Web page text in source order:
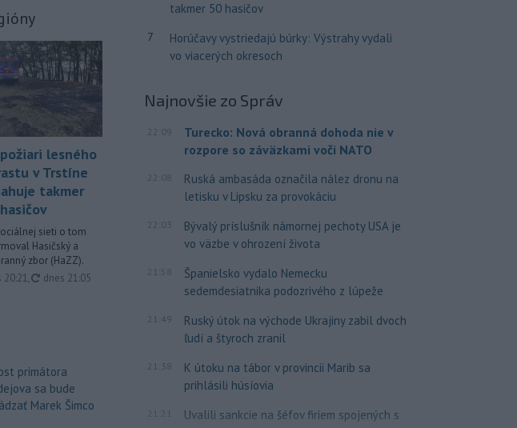
lesného
v Trstíne
takmer
sieti o tom
Hasičský a
zbor (HaZZ).
20:21, aktualizované
dnes 21:05
primátora
sa bude
Marek Šimco
takmer 50 hasičov
7
Horúčavy vystriedajú búrky: Výstrahy vydali
vo viacerých okresoch
Najnovšie zo Správ
22:09
Turecko: Nová obranná dohoda nie v
rozpore so záväzkami voči NATO
22:08
Ruská ambasáda označila nález dronu na
letisku v Lipsku za provokáciu
22:03
Bývalý príslušník námornej pechoty USA je
vo väzbe v ohrození života
21:58
Španielsko vydalo Nemecku
sedemdesiatnika podozrivého z lúpeže
21:49
Ruský útok na východe Ukrajiny zabil dvoch
ľudí a štyroch zranil
21:38
K útoku na tábor v provincii Marib sa
prihlásili húsíovia
Uvalili sankcie na šéfov firiem spojených s